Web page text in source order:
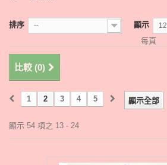
排序 -- 顯示 12
每頁
比較 (0)
顯示全部
1 2 3 4 5
顯示 54 項之 13 - 24